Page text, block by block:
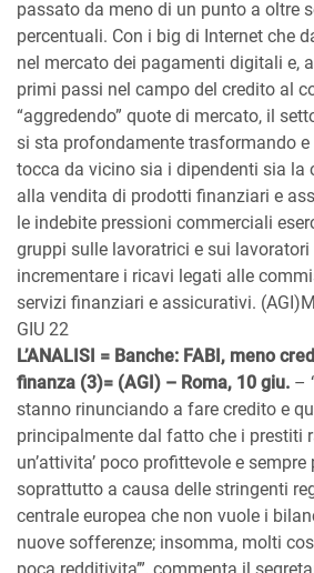
passato da meno di un punto a oltre
percentuali. Con i big di Internet che
nel mercato dei pagamenti digitali e,
primi passi nel campo del credito al
“aggredendo” quote di mercato, il
si sta profondamente trasformando
tocca da vicino sia i dipendenti sia la
alla vendita di prodotti finanziari e
le indebite pressioni commerciali
gruppi sulle lavoratrici e sui lavoratori
incrementare i ricavi legati alle
servizi finanziari e assicurativi.
GIU 22
L’ANALISI = Banche: FABI, meno
finanza (3)= (AGI) – Roma, 10 giu. –
stanno rinunciando a fare credito e
principalmente dal fatto che i prestiti
un’attivita’ poco profittevole e sempre
soprattutto a causa delle stringenti
centrale europea che non vuole i
nuove sofferenze; insomma, molti
poca redditivita’”, commenta il